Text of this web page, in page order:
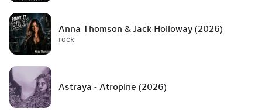
Anna Thomson & Jack Holloway (2026)
rock
Astraya - Atropine (2026)